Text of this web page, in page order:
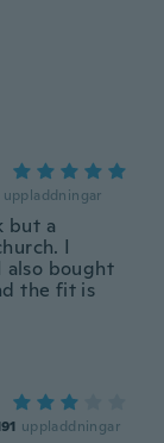
uppladdningar
but a
I
also bought
the fit is
uppladdningar